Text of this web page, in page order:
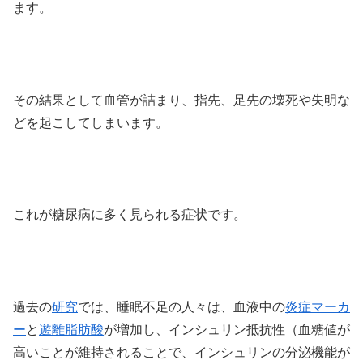
ます。
その結果として血管が詰まり、指先、足先の壊死や失明な
どを起こしてしまいます。
これが糖尿病に多く見られる症状です。
過去の研究では、睡眠不足の人々は、血液中の炎症マーカ
ーと遊離脂肪酸が増加し、インシュリン抵抗性（血糖値が
高いことが維持されることで、インシュリンの分泌機能が